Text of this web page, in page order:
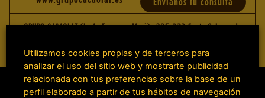
COMPRAR
COMPROMISO
VISÍTANOS
GRUPO CACAOLAT SL. Av Francesc Macià, 225-233 Santa Coloma de
Utilizamos cookies propias y de terceros para
analizar el uso del sitio web y mostrarte publicidad
relacionada con tus preferencias sobre la base de un
perfil elaborado a partir de tus hábitos de navegación